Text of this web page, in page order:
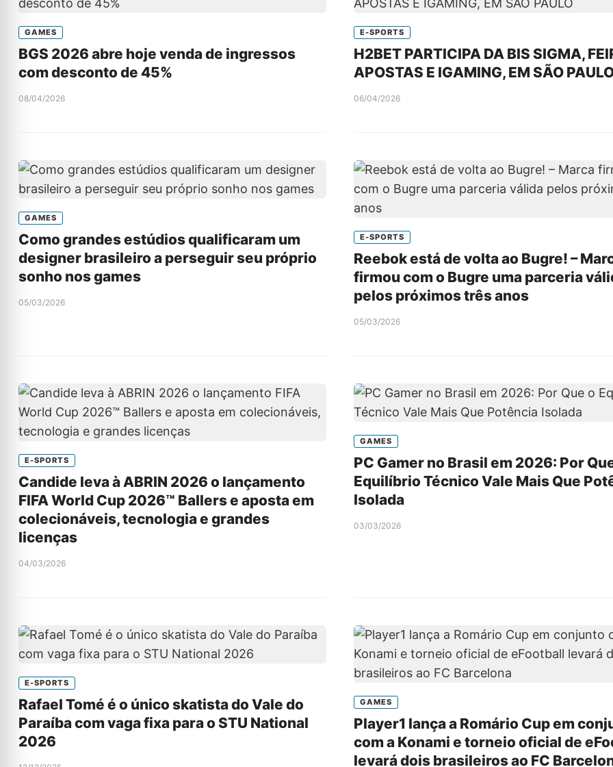
GAMES
BGS 2026 abre hoje venda de ingressos
com desconto de 45%
08/04/2026
E-SPORTS
H2BET PARTICIPA DA BIS SIGMA,
APOSTAS E IGAMING, EM SÃO
06/04/2026
GAMES
Como grandes estúdios qualificaram um
designer brasileiro a perseguir seu próprio
sonho nos games
05/03/2026
E-SPORTS
Reebok está de volta ao Bugre! –
firmou com o Bugre uma parceria
pelos próximos três anos
05/03/2026
E-SPORTS
Candide leva à ABRIN 2026 o lançamento
FIFA World Cup 2026™ Ballers e aposta em
colecionáveis, tecnologia e grandes
licenças
04/03/2026
GAMES
PC Gamer no Brasil em 2026: Por
Equilíbrio Técnico Vale Mais Que
Isolada
03/03/2026
E-SPORTS
Rafael Tomé é o único skatista do Vale do
Paraíba com vaga fixa para o STU National
2026
GAMES
Player1 lança a Romário Cup em
com a Konami e torneio oficial de
levará dois brasileiros ao FC